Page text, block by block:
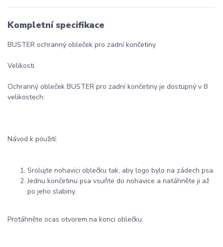
Kompletní specifikace
BUSTER ochranný obleček pro zadní končetiny
Velikosti
Ochranný obleček BUSTER pro zadní končetiny je dostupný v 8
velikostech:
Návod k použití:
Srolujte nohavici oblečku tak, aby logo bylo na zádech psa.
Jednu končetinu psa vsuňte do nohavice a natáhněte ji až
po jeho slabiny.
Protáhněte ocas otvorem na konci oblečku.